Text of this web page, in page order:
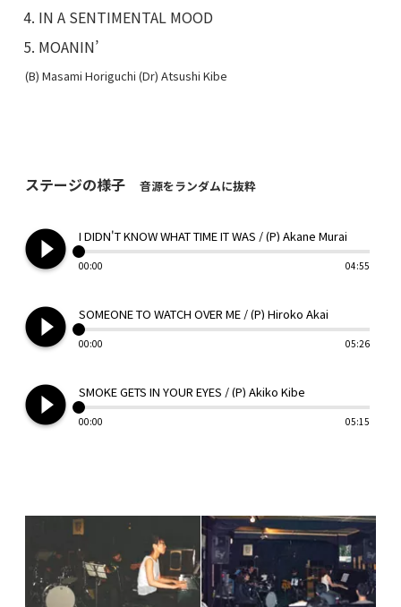
IN A SENTIMENTAL MOOD
MOANIN’
(B) Masami Horiguchi (Dr) Atsushi Kibe
ステージの様子 音源をランダムに抜粋
play_circle_filled I DIDN'T KNOW WHAT TIME IT WAS / (P) Akane Murai
00:00 04:55
play_circle_filled SOMEONE TO WATCH OVER ME / (P) Hiroko Akai
00:00 05:26
play_circle_filled SMOKE GETS IN YOUR EYES / (P) Akiko Kibe
00:00 05:15